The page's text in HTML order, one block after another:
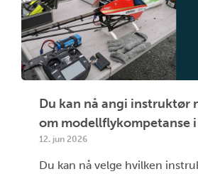
Du kan nå angi instruktør
om modellflykompetanse i
12. jun 2026
Du kan nå velge hvilken